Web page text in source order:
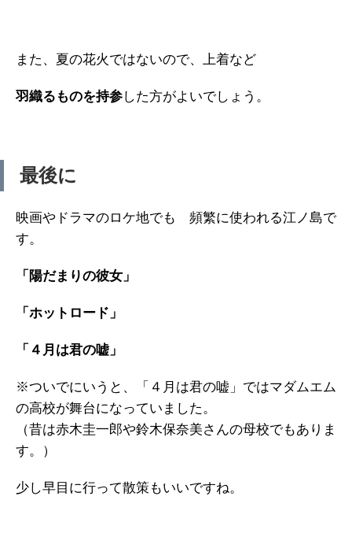
また、夏の花火ではないので、上着など
羽織るものを持参した方がよいでしょう。
最後に
映画やドラマのロケ地でも 頻繁に使われる江ノ島で
す。
「陽だまりの彼女」
「ホットロード」
「４月は君の嘘」
※ついでにいうと、「４月は君の嘘」ではマダムエム
の高校が舞台になっていました。
（昔は赤木圭一郎や鈴木保奈美さんの母校でもありま
す。）
少し早目に行って散策もいいですね。